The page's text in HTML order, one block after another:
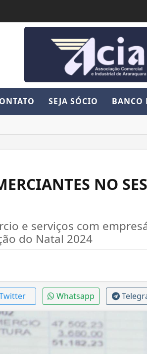
SEJA SÓCIO BANCO
NO
e serviços com
do Natal 2024
Whatsapp